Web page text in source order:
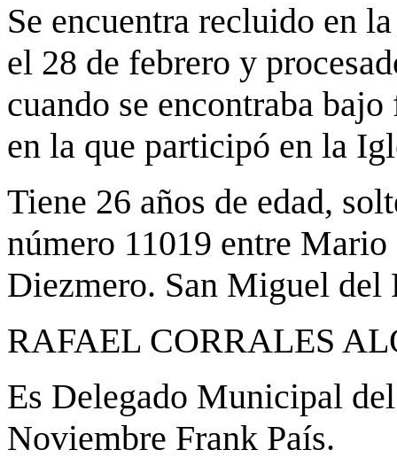
Se encuentra recluido en
el 28 de febrero y
cuando se encontraba
en la que participó en la
Tiene 26 años de edad,
número 11019 entre
Diezmero. San Miguel del
RAFAEL CORRALES
Es Delegado Municipal
Noviembre Frank País.